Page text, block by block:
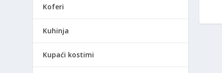
Koferi
Kuhinja
Kupaći kostimi